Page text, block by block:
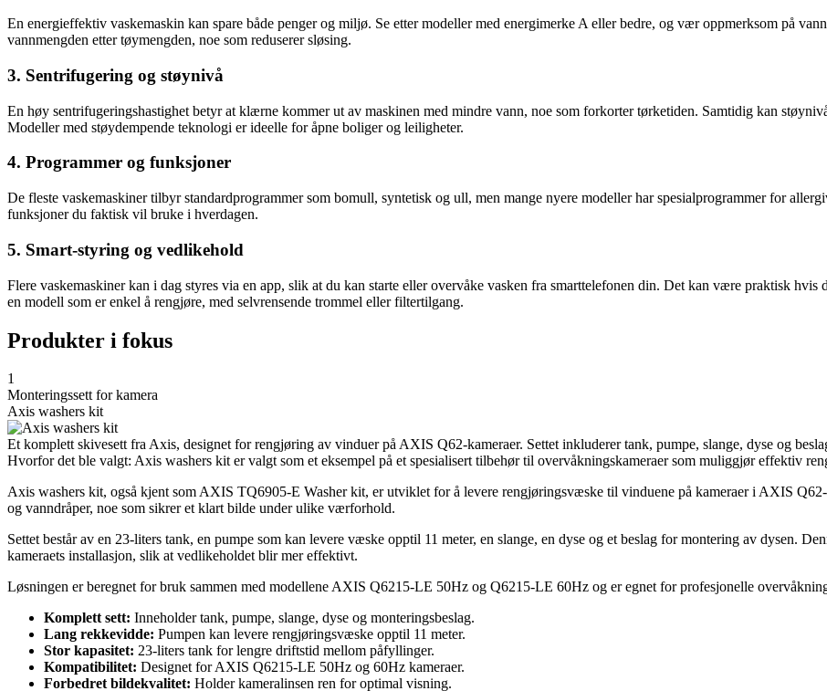
En energieffektiv vaskemaskin kan spare både penger og miljø. Se etter modeller med energimerke A eller bedre, og vær oppmerksom på
vannmengden etter tøymengden, noe som reduserer sløsing.
3. Sentrifugering og støynivå
En høy sentrifugeringshastighet betyr at klærne kommer ut av maskinen med mindre vann, noe som forkorter tørketiden. Samtidig kan
Modeller med støydempende teknologi er ideelle for åpne boliger og leiligheter.
4. Programmer og funksjoner
De fleste vaskemaskiner tilbyr standardprogrammer som bomull, syntetisk og ull, men mange nyere modeller har spesialprogrammer for
funksjoner du faktisk vil bruke i hverdagen.
5. Smart-styring og vedlikehold
Flere vaskemaskiner kan i dag styres via en app, slik at du kan starte eller overvåke vasken fra smarttelefonen din. Det kan være praktisk
en modell som er enkel å rengjøre, med selvrensende trommel eller filtertilgang.
Produkter i fokus
1
Monteringssett for kamera
Axis washers kit
Et komplett skivesett fra Axis, designet for rengjøring av vinduer på AXIS Q62-kameraer. Settet inkluderer tank, pumpe, slange, dyse og
Hvorfor det ble valgt: Axis washers kit er valgt som et eksempel på et spesialisert tilbehør til overvåkningskameraer som muliggjør effektiv
Axis washers kit, også kjent som AXIS TQ6905-E Washer kit, er utviklet for å levere rengjøringsvæske til vinduene på kameraer i AXIS
og vanndråper, noe som sikrer et klart bilde under ulike værforhold.
Settet består av en 23-liters tank, en pumpe som kan levere væske opptil 11 meter, en slange, en dyse og et beslag for montering av dysen.
kameraets installasjon, slik at vedlikeholdet blir mer effektivt.
Løsningen er beregnet for bruk sammen med modellene AXIS Q6215-LE 50Hz og Q6215-LE 60Hz og er egnet for profesjonelle
Komplett sett: Inneholder tank, pumpe, slange, dyse og monteringsbeslag.
Lang rekkevidde: Pumpen kan levere rengjøringsvæske opptil 11 meter.
Stor kapasitet: 23-liters tank for lengre driftstid mellom påfyllinger.
Kompatibilitet: Designet for AXIS Q6215-LE 50Hz og 60Hz kameraer.
Forbedret bildekvalitet: Holder kameralinsen ren for optimal visning.